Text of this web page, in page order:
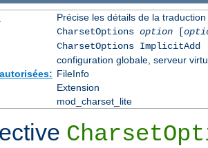
Précise les détails de la
CharsetOptions option[
CharsetOptions ImplicitAdd
configuration globale, serveur
FileInfo
Extension
mod_charset_lite